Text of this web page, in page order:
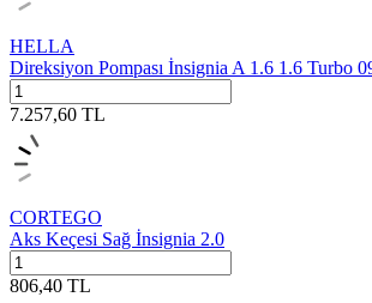
HELLA
Direksiyon Pompası İnsignia A 1.6 1.6 Turbo
7.257,60 TL
CORTEGO
Aks Keçesi Sağ İnsignia 2.0
806,40 TL